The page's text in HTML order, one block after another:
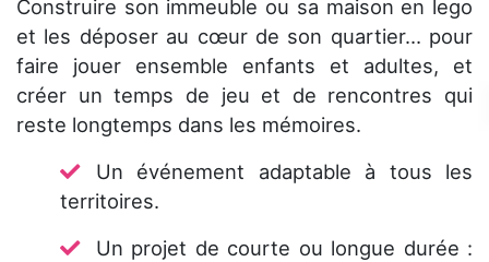
Construire son immeuble ou sa maison en lego
et les déposer au cœur de son quartier… pour
faire jouer ensemble enfants et adultes, et
créer un temps de jeu et de rencontres qui
reste longtemps dans les mémoires.
Un événement adaptable à tous les
territoires.
Un projet de courte ou longue durée :